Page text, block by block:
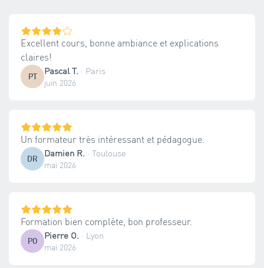
Excellent cours, bonne ambiance et explications
claires!
PT Pascal T. · Paris
juin 2026
Un formateur très intéressant et pédagogue.
DR Damien R. · Toulouse
mai 2026
Formation bien complète, bon professeur.
PO Pierre O. · Lyon
mai 2026